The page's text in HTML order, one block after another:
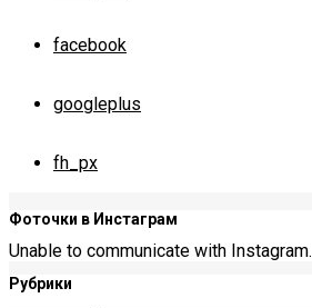
facebook
googleplus
fh_px
Фоточки в Инстаграм
Unable to communicate with Instagram.
Рубрики